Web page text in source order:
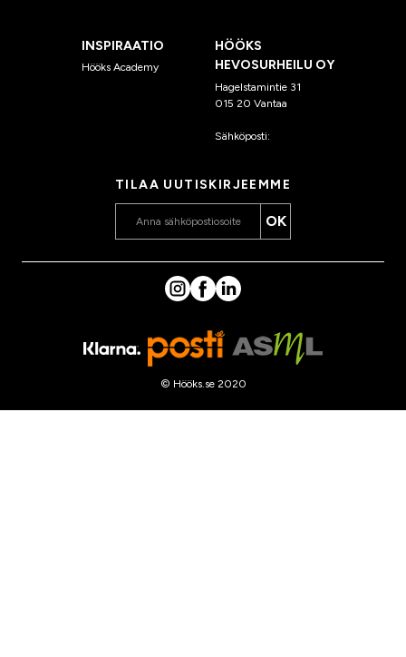
INSPIRAATIO
Hööks Academy
HÖÖKS
HEVOSURHEILU OY
Hagelstamintie 31
015 20 Vantaa
Sähköposti:
TILAA UUTISKIRJEEMME
OK
© Hööks.se 2020